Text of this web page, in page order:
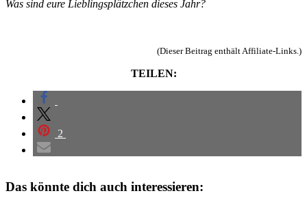
Was sind eure Lieblingsplätzchen dieses Jahr?
(Dieser Beitrag enthält Affiliate-Links.)
TEILEN:
2
Das könnte dich auch interessieren: